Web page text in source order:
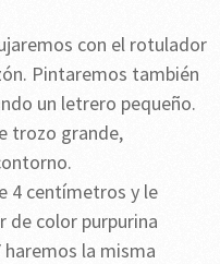
con el rotulador
Pintaremos también
un letrero pequeño.
trozo grande,
centímetros y le
de color purpurina
la misma